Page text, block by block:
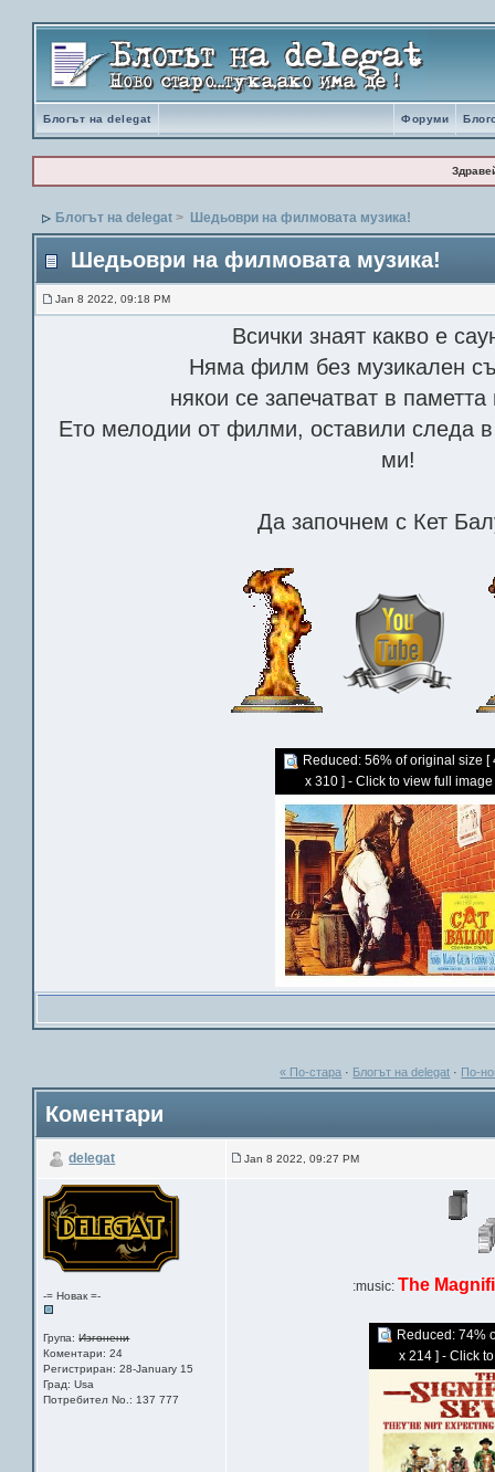
Блогът на delegat Форуми
Блогът на delegat > Шедьоври на филмовата музика!
Шедьоври на филмовата музика!
Jan 8 2022, 09:18 PM
Всички знаят какво е
Няма филм без музикален
някои се запечатват в паметта
Ето мелодии от филми, оставили следа
ми!
Да започнем с Кет
Reduced: 56% of original size [
x 310 ] - Click to view full image
« По-стара · Блогът на delegat · По-
Коментари
delegat Jan 8 2022, 09:27 PM
-= Новак =-
Група:Изгонени
Коментари: 24
Регистриран: 28-January 15
Град: Usa
Потребител No.: 137 777
:music: The
Reduced: 74%
x 214 ] - Click